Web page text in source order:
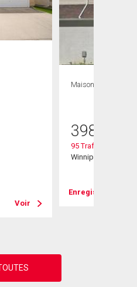
Voir
Maison
398 900
95 Trafford Park
Winnipeg, MB
Enregistrer